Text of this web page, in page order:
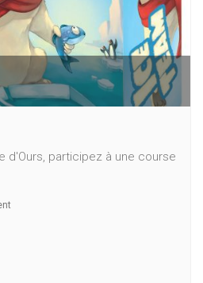
d'Ours, participez à une course